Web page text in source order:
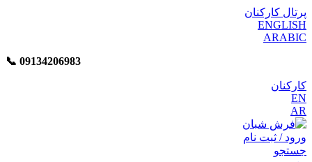
پرتال کارکنان
ENGLISH
ARABIC
📞︁ 09134206983
کارکنان
EN
AR
ورود / ثبت نام
جستجو